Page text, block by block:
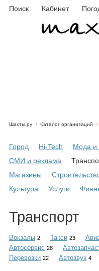
Поиск Кабинет
Шахты.ру Каталог организаций
Город Hi-Tech Мода и
СМИ и реклама
Магазины
Культура
Услуги
Транспорт
Вокзалы 2 Такси 23
Автосервис 28
Перевозки 22 Автозвук 4